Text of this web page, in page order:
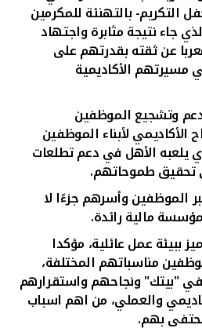
الآلي
التكريم- بالتهنئة للمكرمين
جاء نتيجة مثابرة واجتهاد
عن ثقته بقدرتهم على
مسيرتهم الأكاديمية
وتشجيع الموظفين
الأكاديمي لأبناء الموظفين
يلعبه الأهل في دعم تطلعات
تحقيق طموحاتهم.
الموظفين وأسرهم جزءًا لا
مالية رائدة.
ببيئة عمل عائلية، مؤكدا
مناسباتهم المختلفة،
"بيتك" ونجاحهم واستقرارهم
والعملي، من اهم اسباب
بهم.